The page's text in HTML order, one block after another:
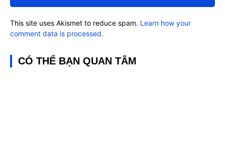
This site uses Akismet to reduce spam. Learn how your
comment data is processed.
CÓ THỂ BẠN QUAN TÂM